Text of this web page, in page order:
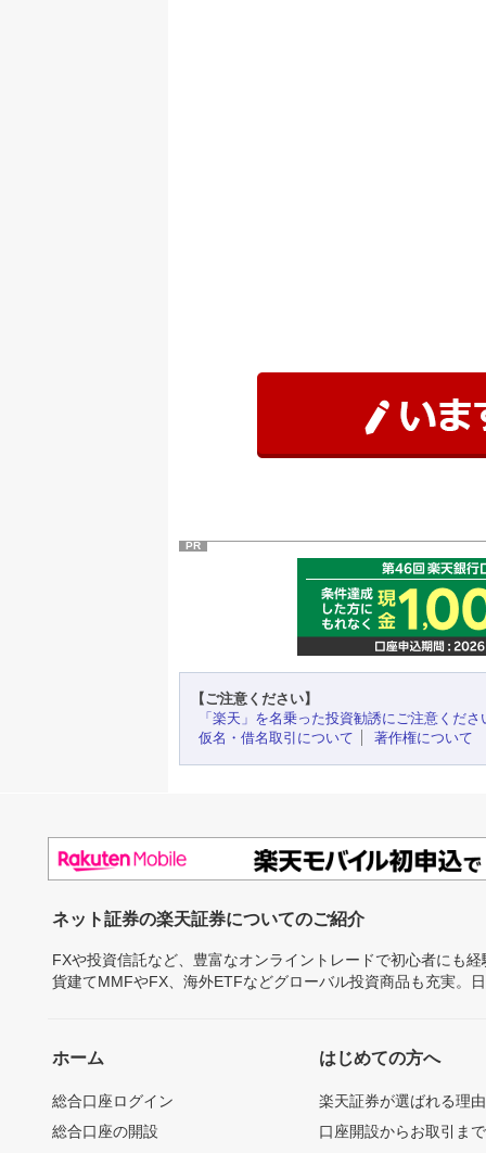
PR
【ご注意ください】
「楽天」を名乗った投資勧誘にご注意くださ
仮名・借名取引について
著作権について
ネット証券の楽天証券についてのご紹介
FXや投資信託など、豊富なオンライントレードで初心者にも
貨建てMMFやFX、海外ETFなどグローバル投資商品も充実。
ホーム
総合口座ログイン
総合口座の開設
はじめての方へ
楽天証券が選ばれる理由
口座開設からお取引ま